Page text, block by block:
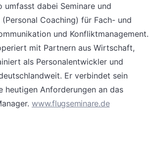
dabei Seminare und
Coaching) für Fach- und
und Konfliktmanagement.
mit Partnern aus Wirtschaft,
als Personalentwickler und
Er verbindet sein
heutigen Anforderungen an das
www.flugseminare.de